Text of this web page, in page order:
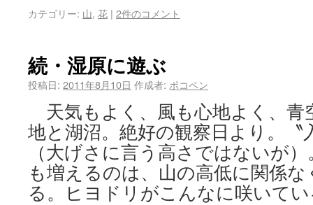
カテゴリー: 山, 花 | 2件のコメント
続・湿原に遊ぶ
投稿日: 2011年8月10日 作成者: ポコペン
天気もよく、風も心地よく、青
地と湖沼。絶好の観察日より。〝
（大げさに言う高さではないが
も増えるのは、山の高低に関係
る。ヒヨドリがこんなに咲いて